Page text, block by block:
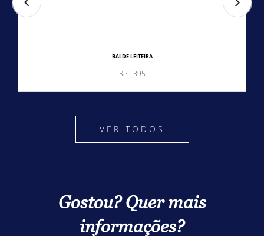
BALDE LEITEIRA
Ref: 395
VER TODOS
Gostou? Quer mais
informações?